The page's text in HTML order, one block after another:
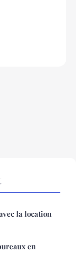
la location
en